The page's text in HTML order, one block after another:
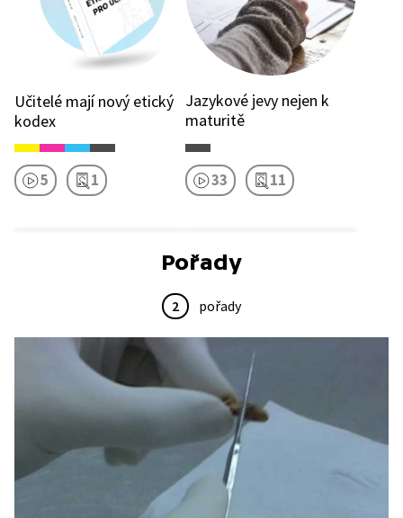
Učitelé mají nový etický
kodex
5 1
Jazykové jevy nejen k
maturitě
33 11
Pořady
2 pořady